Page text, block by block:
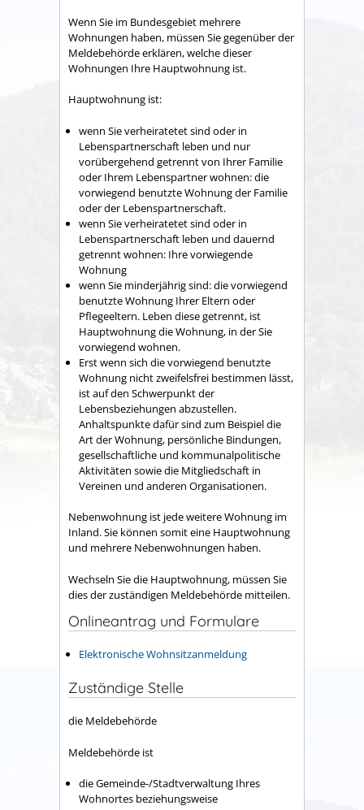
Wenn Sie im Bundesgebiet mehrere
Wohnungen haben, müssen Sie gegenüber der
Meldebehörde erklären, welche dieser
Wohnungen Ihre Hauptwohnung ist.
Hauptwohnung ist:
wenn Sie verheiratetet sind oder in
Lebenspartnerschaft leben und nur
vorübergehend getrennt von Ihrer Familie
oder Ihrem Lebenspartner wohnen: die
vorwiegend benutzte Wohnung der Familie
oder der Lebenspartnerschaft.
wenn Sie verheiratetet sind oder in
Lebenspartnerschaft leben und dauernd
getrennt wohnen: Ihre vorwiegende
Wohnung
wenn Sie minderjährig sind: die vorwiegend
benutzte Wohnung Ihrer Eltern oder
Pflegeeltern. Leben diese getrennt, ist
Hauptwohnung die Wohnung, in der Sie
vorwiegend wohnen.
Erst wenn sich die vorwiegend benutzte
Wohnung nicht zweifelsfrei bestimmen lässt,
ist auf den Schwerpunkt der
Lebensbeziehungen abzustellen.
Anhaltspunkte dafür sind zum Beispiel die
Art der Wohnung, persönliche Bindungen,
gesellschaftliche und kommunalpolitische
Aktivitäten sowie die Mitgliedschaft in
Vereinen und anderen Organisationen.
Nebenwohnung ist jede weitere Wohnung im
Inland. Sie können somit eine Hauptwohnung
und mehrere Nebenwohnungen haben.
Wechseln Sie die Hauptwohnung, müssen Sie
dies der zuständigen Meldebehörde mitteilen.
Onlineantrag und Formulare
Elektronische Wohnsitzanmeldung
Zuständige Stelle
die Meldebehörde
Meldebehörde ist
die Gemeinde-/Stadtverwaltung Ihres
Wohnortes beziehungsweise